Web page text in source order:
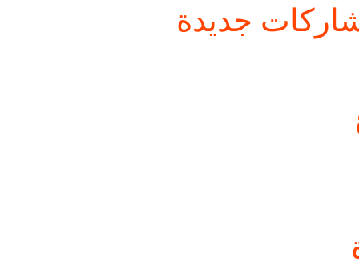
جديدة